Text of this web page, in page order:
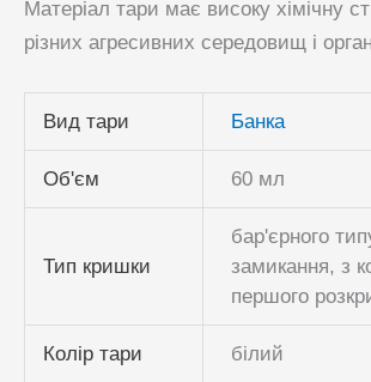
Матеріал тари має високу хімічну
різних агресивних середовищ і
Вид тари Банка
Об'єм 60 мл
Тип кришки
бар'єрного
замикання, з
першого
Колір тари білий